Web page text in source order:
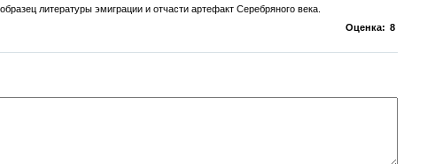
литературы эмиграции и отчасти артефакт Серебряного века.
Оценка: 8